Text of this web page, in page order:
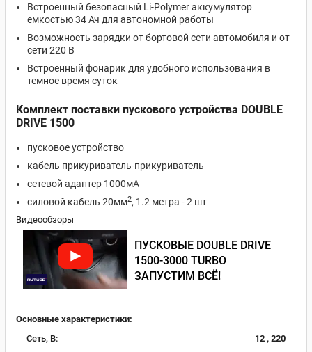
Встроенный безопасный Li-Polymer аккумулятор
емкостью 34 Ач для автономной работы
Возможность зарядки от бортовой сети автомобиля и от
сети 220 В
Встроенный фонарик для удобного использования в
темное время суток
Комплект поставки пускового устройства DOUBLE
DRIVE 1500
пусковое устройство
кабель прикуриватель-прикуриватель
сетевой адаптер 1000мА
силовой кабель 20мм2, 1.2 метра - 2 шт
Видеообзоры
ПУСКОВЫЕ DOUBLE DRIVE
1500-3000 TURBO
ЗАПУСТИМ ВСЁ!
Основные характеристики:
Сеть, В:
12 , 220